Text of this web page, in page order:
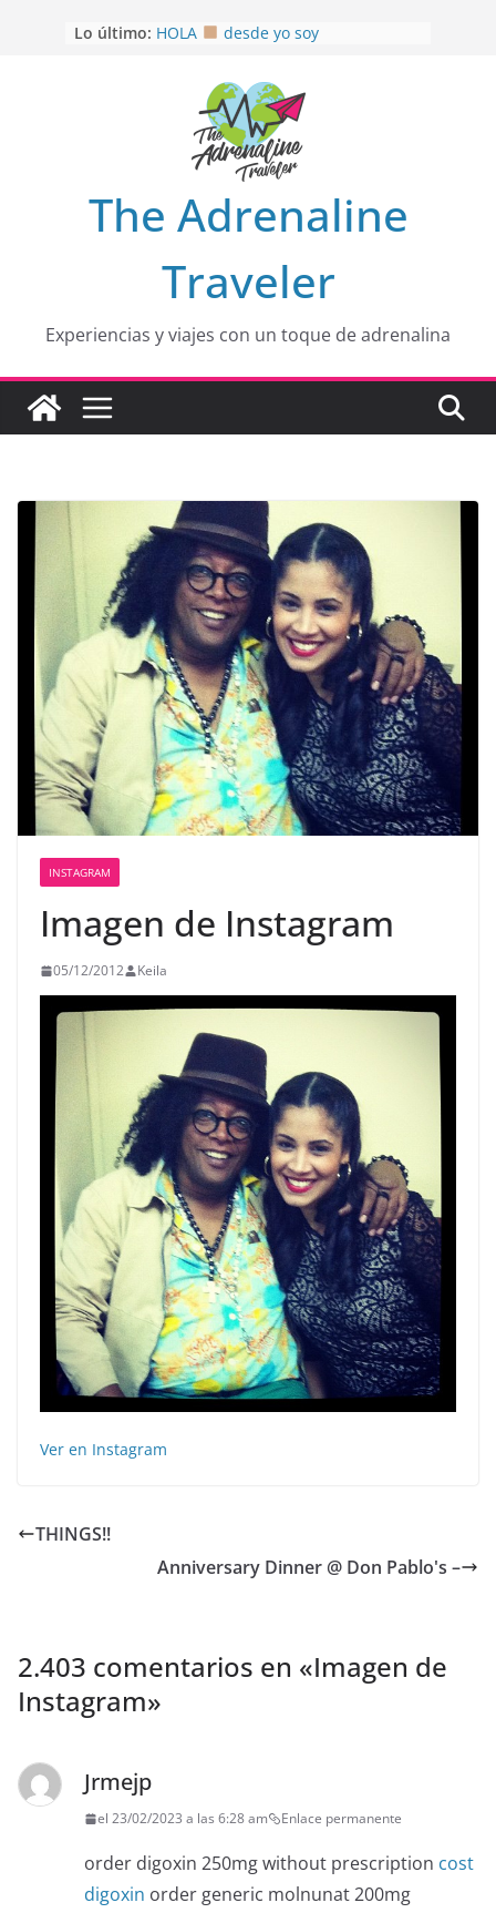
Lo último: OTRA PERSPECTIVA de RÍO EL
Aprovechando que Wen tenía que
EL SENDERO DEL CACAO: Excelente
opción
HOSPEDAJE AL NATURALSHH !!
The Adrenaline
Traveler
Experiencias y viajes con un toque de adrenalina
INSTAGRAM
Imagen de Instagram
05/12/2012 Keila
Ver en Instagram
THINGS!!
Anniversary Dinner @ Don Pablo's –
2.403 comentarios en «Imagen de
Instagram»
Jrmejp
el 23/02/2023 a las 6:28 am Enlace permanente
order digoxin 250mg without prescription cost
digoxin order generic molnunat 200mg